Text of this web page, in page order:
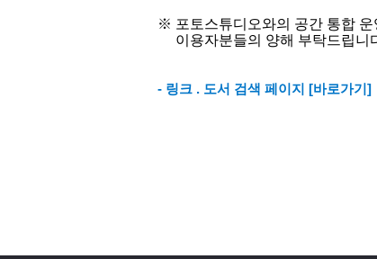
※ 포토스튜디오와의 공간 통합 운
이용자분들의 양해 부탁드립니
- 링크 . 도서 검색 페이지 [바로가기]